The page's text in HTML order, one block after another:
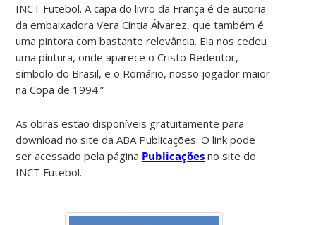
INCT Futebol. A capa do livro da França é de autoria
da embaixadora Vera Cíntia Álvarez, que também é
uma pintora com bastante relevância. Ela nos cedeu
uma pintura, onde aparece o Cristo Redentor,
símbolo do Brasil, e o Romário, nosso jogador maior
na Copa de 1994.”
As obras estão disponíveis gratuitamente para
download no site da ABA Publicações. O link pode
ser acessado pela página Publicações no site do
INCT Futebol.